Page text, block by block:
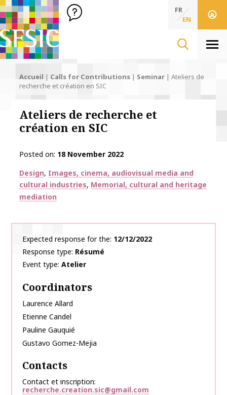
SFSIC Société Française des Sciences de l'Information & de
Société Française des Sciences de
FR
EN
Accueil | Calls for Contributions | Seminar | Ateliers de
recherche et création en SIC
Ateliers de recherche et
création en SIC
Posted on 18 November 2022
Thématiques
Design Images, cinema, audiovisual media and
cultural industries Memorial, cultural and heritage
mediation
Expected response for the 12/12/2022
Response type Résumé
Event type Atelier
Coordinators
Laurence Allard
Etienne Candel
Pauline Gauquié
Gustavo Gomez-Mejia
Contacts
Contact et inscription
recherche.creation.sic@gmail.com